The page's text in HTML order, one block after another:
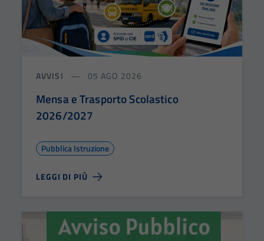
AVVISI 05 AGO 2026
Mensa e Trasporto Scolastico
2026/2027
Pubblica Istruzione
LEGGI DI PIÙ